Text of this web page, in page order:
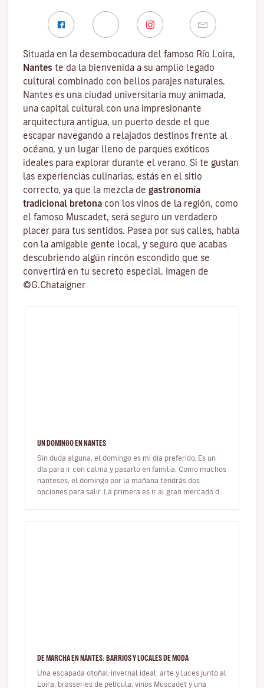
Situada en la desembocadura del famoso Río Loira,
Nantes te da la bienvenida a su amplio legado
cultural combinado con bellos parajes naturales.
Nantes es una ciudad universitaria muy animada,
una capital cultural con una impresionante
arquitectura antigua, un puerto desde el que
escapar navegando a relajados destinos frente al
océano, y un lugar lleno de parques exóticos
ideales para explorar durante el verano. Si te gustan
las experiencias culinarias, estás en el sitio
correcto, ya que la mezcla de gastronomía
tradicional bretona con los vinos de la región, como
el famoso Muscadet, será seguro un verdadero
placer para tus sentidos. Pasea por sus calles, habla
con la amigable gente local, y seguro que acabas
descubriendo algún rincón escondido que se
convertirá en tu secreto especial. Imagen de
©G.Chataigner
UN DOMINGO EN NANTES
Sin duda alguna, el domingo es mi día preferido. Es un
día para ir con calma y pasarlo en familia. Como muchos
nanteses, el domingo por la mañana tendrás dos
opciones para salir. La primera es ir al gran mercado de
DE MARCHA EN NANTES: BARRIOS Y LOCALES DE MODA
Una escapada otoñal-invernal ideal: arte y luces junto al
Loira, brasseries de película, vinos Muscadet y una